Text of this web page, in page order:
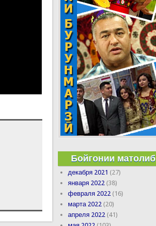
Бойгонии матолиб
декабря 2021 (27)
января 2022 (38)
февраля 2022 (16)
марта 2022 (20)
апреля 2022 (41)